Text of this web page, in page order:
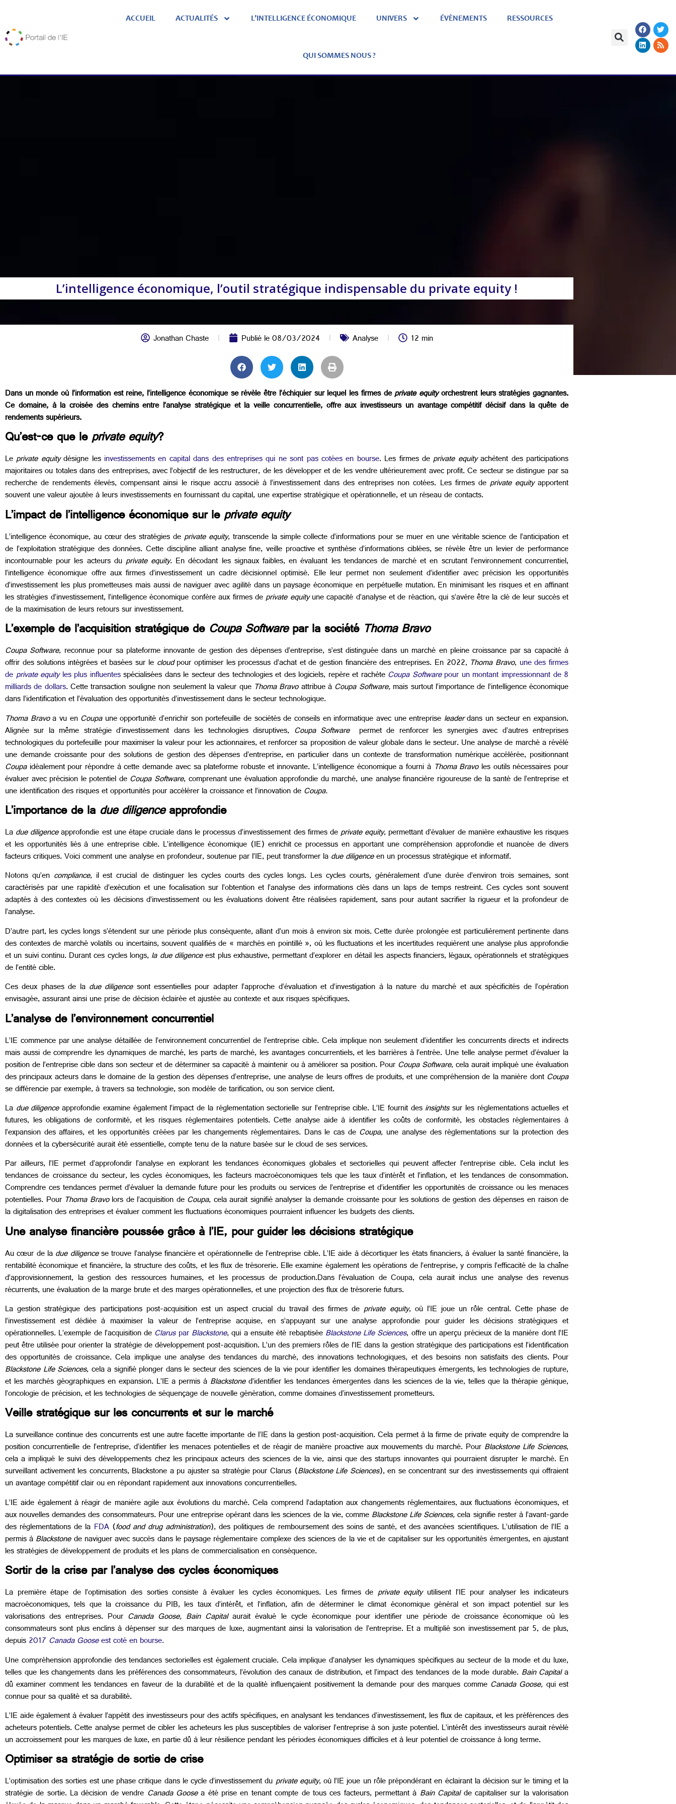
ACCUEIL ACTUALITÉS L’INTELLIGENCE ÉCONOMIQUE UNIVERS ÉVÈNEMENTS RESSOURCES
QUI SOMMES NOUS ?
L’intelligence économique, l’outil stratégique indispensable du private equity !
Jonathan Chaste Publié le08/03/2024 Analyse 12 min
Dans un monde où l’information est reine, l’intelligence économique se révèle être l’échiquier sur lequel les firmes deprivate equityorchestrent leurs stratégies gagnantes.
Ce domaine, à la croisée des chemins entre l’analyse stratégique et la veille concurrentielle, offre aux investisseurs un avantage compétitif décisif dans la quête de
rendements supérieurs.
Qu’est-ce que leprivate equity?
Leprivate equitydésigne les investissements en capital dans des entreprises qui ne sont pas cotées en bourse. Les firmes deprivate equityachètent des participations
majoritaires ou totales dans des entreprises, avec l’objectif de les restructurer, de les développer et de les vendre ultérieurement avec profit. Ce secteur se distingue par sa
recherche de rendements élevés, compensant ainsi le risque accru associé à l’investissement dans des entreprises non cotées. Les firmes de private equityapportent
souvent une valeur ajoutée à leurs investissements en fournissant du capital, une expertise stratégique et opérationnelle, et un réseau de contacts.
L’impact de l’intelligence économique sur leprivate equity
L’intelligence économique, au cœur des stratégies deprivate equity, transcende la simple collecte d’informations pour se muer en une véritable science de l’anticipation et
de l’exploitation stratégique des données. Cette discipline alliant analyse fine, veille proactive et synthèse d’informations ciblées, se révèle être un levier de performance
incontournable pour les acteurs du private equity. En décodant les signaux faibles, en évaluant les tendances de marché et en scrutant l’environnement concurrentiel,
l’intelligence économique offre aux firmes d’investissement un cadre décisionnel optimisé. Elle leur permet non seulement d’identifier avec précision les opportunités
d’investissement les plus prometteuses mais aussi de naviguer avec agilité dans un paysage économique en perpétuelle mutation. En minimisant les risques et en affinant
les stratégies d’investissement, l’intelligence économique confère aux firmes deprivate equityune capacité d’analyse et de réaction, qui s’avère être la clé de leur succès et
de la maximisation de leurs retours sur investissement.
L’exemple de l’acquisition stratégique deCoupa Softwarepar la société Thoma Bravo
Coupa Software, reconnue pour sa plateforme innovante de gestion des dépenses d’entreprise, s’est distinguée dans un marché en pleine croissance par sa capacité à
offrir des solutions intégrées et basées sur le cloudpour optimiser les processus d’achat et de gestion financière des entreprises. En 2022,Thoma Bravo,une des firmes
deprivate equityles plus influentesspécialisées dans le secteur des technologies et des logiciels, repère et rachèteCoupa Softwarepour un montant impressionnant de 8
milliards de dollars. Cette transaction souligne non seulement la valeur que Thoma Bravoattribue àCoupa Software,mais surtout l’importance de l’intelligence économique
dans l’identification et l’évaluation des opportunités d’investissement dans le secteur technologique.
Thoma Bravoa vu enCoupaune opportunité d’enrichir son portefeuille de sociétés de conseils en informatique avec une entreprise leaderdans un secteur en expansion.
Alignée sur la même stratégie d’investissement dans les technologies disruptives, Coupa Softwarepermet de renforcer les synergies avec d’autres entreprises
technologiques du portefeuille pour maximiser la valeur pour les actionnaires, et renforcer sa proposition de valeur globale dans le secteur. Une analyse de marché a révélé
une demande croissante pour des solutions de gestion des dépenses d’entreprise, en particulier dans un contexte de transformation numérique accélérée, positionnant
Coupaidéalement pour répondre à cette demande avec sa plateforme robuste et innovante. L’intelligence économique a fourni à Thoma Bravoles outils nécessaires pour
évaluer avec précision le potentiel deCoupa Software, comprenant une évaluation approfondie du marché, une analyse financière rigoureuse de la santé de l’entreprise et
une identification des risques et opportunités pour accélérer la croissance et l’innovation deCoupa.
L’importance de la due diligenceapprofondie
Ladue diligenceapprofondie est une étape cruciale dans le processus d’investissement des firmes deprivate equity, permettant d’évaluer de manière exhaustive les risques
et les opportunités liés à une entreprise cible. L’intelligence économique (IE) enrichit ce processus en apportant une compréhension approfondie et nuancée de divers
facteurs critiques. Voici comment une analyse en profondeur, soutenue par l’IE, peut transformer ladue diligenceen un processus stratégique et informatif.
Notons qu’en compliance, il est crucial de distinguer les cycles courts des cycles longs. Les cycles courts, généralement d’une durée d’environ trois semaines, sont
caractérisés par une rapidité d’exécution et une focalisation sur l’obtention et l’analyse des informations clés dans un laps de temps restreint. Ces cycles sont souvent
adaptés à des contextes où les décisions d’investissement ou les évaluations doivent être réalisées rapidement, sans pour autant sacrifier la rigueur et la profondeur de
l’analyse.
D’autre part, les cycles longs s’étendent sur une période plus conséquente, allant d’un mois à environ six mois. Cette durée prolongée est particulièrement pertinente dans
des contextes de marché volatils ou incertains, souvent qualifiés de « marchés en pointillé », où les fluctuations et les incertitudes requièrent une analyse plus approfondie
et un suivi continu. Durant ces cycles longs,la due diligenceest plus exhaustive, permettant d’explorer en détail les aspects financiers, légaux, opérationnels et stratégiques
de l’entité cible.
Ces deux phases de la due diligence sont essentielles pour adapter l’approche d’évaluation et d’investigation à la nature du marché et aux spécificités de l’opération
envisagée, assurant ainsi une prise de décision éclairée et ajustée au contexte et aux risques spécifiques.
L’analyse de l’environnement concurrentiel
L’IE commence par une analyse détaillée de l’environnement concurrentiel de l’entreprise cible. Cela implique non seulement d’identifier les concurrents directs et indirects
mais aussi de comprendre les dynamiques de marché, les parts de marché, les avantages concurrentiels, et les barrières à l’entrée. Une telle analyse permet d’évaluer la
position de l’entreprise cible dans son secteur et de déterminer sa capacité à maintenir ou à améliorer sa position. PourCoupa Software, cela aurait impliqué une évaluation
des principaux acteurs dans le domaine de la gestion des dépenses d’entreprise, une analyse de leurs offres de produits, et une compréhension de la manière dontCoupa
se différencie par exemple, à travers sa technologie, son modèle de tarification, ou son service client.
La due diligenceapprofondie examine également l’impact de la réglementation sectorielle sur l’entreprise cible. L’IE fournit desinsightssur les réglementations actuelles et
futures, les obligations de conformité, et les risques réglementaires potentiels. Cette analyse aide à identifier les coûts de conformité, les obstacles réglementaires à
l’expansion des affaires, et les opportunités créées par les changements réglementaires. Dans le cas de Coupa, une analyse des réglementations sur la protection des
données et la cybersécurité aurait été essentielle, compte tenu de la nature basée sur le cloud de ses services.
Par ailleurs, l’IE permet d’approfondir l’analyse en explorant les tendances économiques globales et sectorielles qui peuvent affecter l’entreprise cible. Cela inclut les
tendances de croissance du secteur, les cycles économiques, les facteurs macroéconomiques tels que les taux d’intérêt et l’inflation, et les tendances de consommation.
Comprendre ces tendances permet d’évaluer la demande future pour les produits ou services de l’entreprise et d’identifier les opportunités de croissance ou les menaces
potentielles. PourThoma Bravolors de l’acquisition deCoupa, cela aurait signifié analyser la demande croissante pour les solutions de gestion des dépenses en raison de
la digitalisation des entreprises et évaluer comment les fluctuations économiques pourraient influencer les budgets des clients.
Une analyse financière poussée grâce à l’IE, pour guider les décisions stratégique
Au cœur de ladue diligencese trouve l’analyse financière et opérationnelle de l’entreprise cible. L’IE aide à décortiquer les états financiers, à évaluer la santé financière, la
rentabilité économique et financière, la structure des coûts, et les flux de trésorerie. Elle examine également les opérations de l’entreprise, y compris l’efficacité de la chaîne
d’approvisionnement, la gestion des ressources humaines, et les processus de production.Dans l’évaluation de Coupa, cela aurait inclus une analyse des revenus
récurrents, une évaluation de la marge brute et des marges opérationnelles, et une projection des flux de trésorerie futurs.
La gestion stratégique des participations post-acquisition est un aspect crucial du travail des firmes deprivate equity, où l’IE joue un rôle central. Cette phase de
l’investissement est dédiée à maximiser la valeur de l’entreprise acquise, en s’appuyant sur une analyse approfondie pour guider les décisions stratégiques et
opérationnelles. L’exemple de l’acquisition deClarusparBlackstone, qui a ensuite été rebaptiséeBlackstone Life Sciences, offre un aperçu précieux de la manière dont l’IE
peut être utilisée pour orienter la stratégie de développement post-acquisition. L’un des premiers rôles de l’IE dans la gestion stratégique des participations est l’identification
des opportunités de croissance. Cela implique une analyse des tendances du marché, des innovations technologiques, et des besoins non satisfaits des clients. Pour
Blackstone Life Sciences, cela a signifié plonger dans le secteur des sciences de la vie pour identifier les domaines thérapeutiques émergents, les technologies de rupture,
et les marchés géographiques en expansion. L’IE a permis à Blackstoned’identifier les tendances émergentes dans les sciences de la vie, telles que la thérapie génique,
l’oncologie de précision, et les technologies de séquençage de nouvelle génération, comme domaines d’investissement prometteurs.
Veille stratégique sur les concurrents et sur le marché
La surveillance continue des concurrents est une autre facette importante de l’IE dans la gestion post-acquisition. Cela permet à la firme de private equity de comprendre la
position concurrentielle de l’entreprise, d’identifier les menaces potentielles et de réagir de manière proactive aux mouvements du marché. Pour Blackstone Life Sciences,
cela a impliqué le suivi des développements chez les principaux acteurs des sciences de la vie, ainsi que des startups innovantes qui pourraient disrupter le marché. En
surveillant activement les concurrents, Blackstone a pu ajuster sa stratégie pour Clarus (Blackstone Life Sciences), en se concentrant sur des investissements qui offraient
un avantage compétitif clair ou en répondant rapidement aux innovations concurrentielles.
L’IE aide également à réagir de manière agile aux évolutions du marché. Cela comprend l’adaptation aux changements réglementaires, aux fluctuations économiques, et
aux nouvelles demandes des consommateurs. Pour une entreprise opérant dans les sciences de la vie, commeBlackstone Life Sciences,cela signifie rester à l’avant-garde
des réglementations de la FDA(food and drug administration), des politiques de remboursement des soins de santé, et des avancées scientifiques. L’utilisation de l’IE a
permis àBlackstonede naviguer avec succès dans le paysage réglementaire complexe des sciences de la vie et de capitaliser sur les opportunités émergentes, en ajustant
les stratégies de développement de produits et les plans de commercialisation en conséquence.
Sortir de la crise par l’analyse des cycles économiques
La première étape de l’optimisation des sorties consiste à évaluer les cycles économiques. Les firmes de private equityutilisent l’IE pour analyser les indicateurs
macroéconomiques, tels que la croissance du PIB, les taux d’intérêt, et l’inflation, afin de déterminer le climat économique général et son impact potentiel sur les
valorisations des entreprises. Pour Canada Goose, Bain Capitalaurait évalué le cycle économique pour identifier une période de croissance économique où les
consommateurs sont plus enclins à dépenser sur des marques de luxe, augmentant ainsi la valorisation de l’entreprise. Et a multiplié son investissement par 5, de plus,
depuis2017 Canada Gooseest coté en bourse.
Une compréhension approfondie des tendances sectorielles est également cruciale. Cela implique d’analyser les dynamiques spécifiques au secteur de la mode et du luxe,
telles que les changements dans les préférences des consommateurs, l’évolution des canaux de distribution, et l’impact des tendances de la mode durable. Bain Capitala
dû examiner comment les tendances en faveur de la durabilité et de la qualité influençaient positivement la demande pour des marques comme Canada Goose, qui est
connue pour sa qualité et sa durabilité.
L’IE aide également à évaluer l’appétit des investisseurs pour des actifs spécifiques, en analysant les tendances d’investissement, les flux de capitaux, et les préférences des
acheteurs potentiels. Cette analyse permet de cibler les acheteurs les plus susceptibles de valoriser l’entreprise à son juste potentiel. L’intérêt des investisseurs aurait révélé
un accroissement pour les marques de luxe, en partie dû à leur résilience pendant les périodes économiques difficiles et à leur potentiel de croissance à long terme.
Optimiser sa stratégie de sortie de crise
L’optimisation des sorties est une phase critique dans le cycle d’investissement duprivate equity, où l’IE joue un rôle prépondérant en éclairant la décision sur le timing et la
stratégie de sortie. La décision de vendre Canada Goosea été prise en tenant compte de tous ces facteurs, permettant à Bain Capitalde capitaliser sur la valorisation